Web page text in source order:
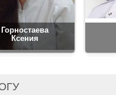
Горностаева
Ксения